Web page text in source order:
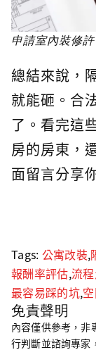
申請室內裝修
總結來說，
就能砸。合
了。看完這
房的房東，
面留言分享
Tags: 公寓改裝,
報酬率評估,流
最容易踩的坑,
免責聲明
內容僅供參考，非
行判斷並諮詢專家